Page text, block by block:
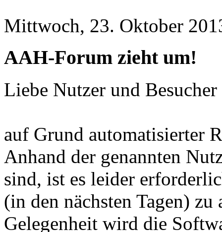
Mittwoch, 23. Oktober
AAH-Forum zieht um!
Liebe Nutzer und
auf Grund automatisierter
Anhand der genannten
sind, ist es leider
(in den nächsten Tagen)
Gelegenheit wird die